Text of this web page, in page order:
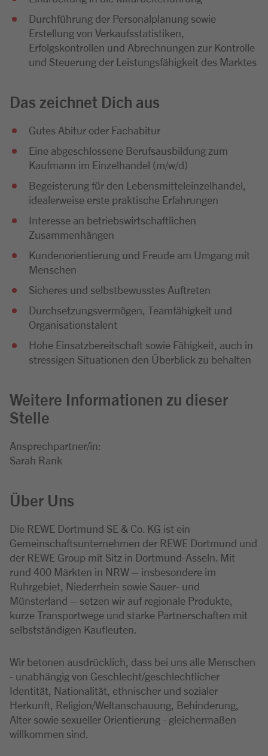
Durchführung der Personalplanung sowie
Erstellung von Verkaufsstatistiken,
Erfolgskontrollen und Abrechnungen zur Kontrolle
und Steuerung der Leistungsfähigkeit des Marktes
Das zeichnet Dich aus
Gutes Abitur oder Fachabitur
Eine abgeschlossene Berufsausbildung zum
Kaufmann im Einzelhandel (m/w/d)
Begeisterung für den Lebensmitteleinzelhandel,
idealerweise erste praktische Erfahrungen
Interesse an betriebswirtschaftlichen
Zusammenhängen
Kundenorientierung und Freude am Umgang mit
Menschen
Sicheres und selbstbewusstes Auftreten
Durchsetzungsvermögen, Teamfähigkeit und
Organisationstalent
Hohe Einsatzbereitschaft sowie Fähigkeit, auch in
stressigen Situationen den Überblick zu behalten
Weitere Informationen zu dieser
Stelle
Ansprechpartner/in:
Sarah Rank
Über Uns
Die REWE Dortmund SE & Co. KG ist ein
Gemeinschaftsunternehmen der REWE Dortmund und
der REWE Group mit Sitz in Dortmund-Asseln. Mit
rund 400 Märkten in NRW – insbesondere im
Ruhrgebiet, Niederrhein sowie Sauer- und
Münsterland – setzen wir auf regionale Produkte,
kurze Transportwege und starke Partnerschaften mit
selbstständigen Kaufleuten.
Wir betonen ausdrücklich, dass bei uns alle Menschen
- unabhängig von Geschlecht/geschlechtlicher
Identität, Nationalität, ethnischer und sozialer
Herkunft, Religion/Weltanschauung, Behinderung,
Alter sowie sexueller Orientierung - gleichermaßen
willkommen sind.